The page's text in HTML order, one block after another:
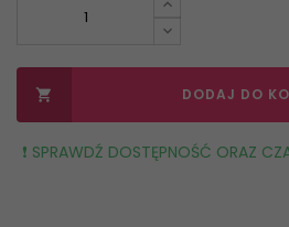
 DODAJ DO
❗️ SPRAWDŹ DOSTĘPNOŚĆ ORAZ